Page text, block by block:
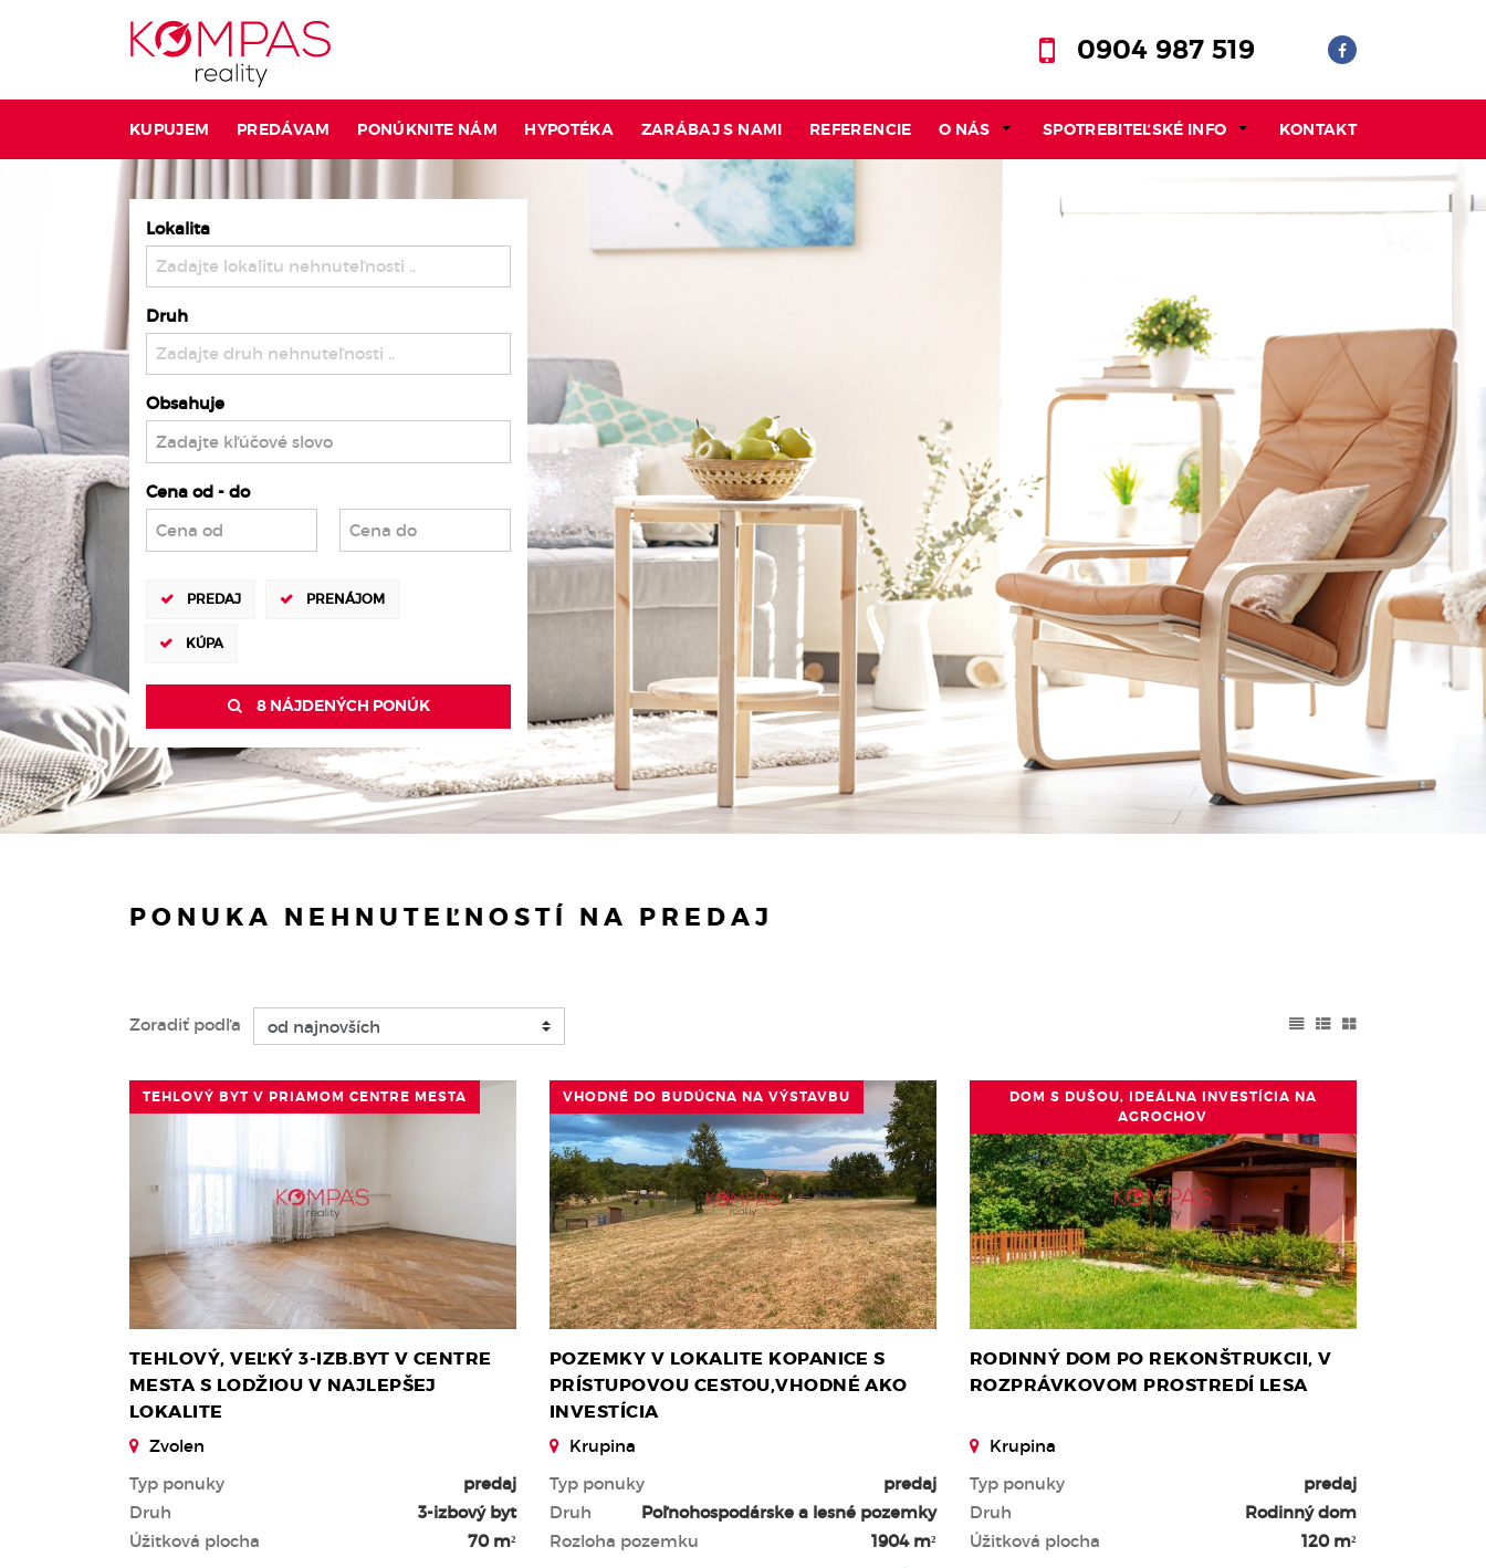
0904 987 519
KUPUJEM PREDÁVAM PONÚKNITE NÁM HYPOTÉKA ZARÁBAJ S NAMI REFERENCIE O NÁS SPOTREBITEĽSKÉ INFO KONTAKT
Lokalita
Zadajte lokalitu nehnuteľnosti ..
Druh
Zadajte druh nehnuteľnosti ..
Obsahuje
Cena od - do
PREDAJ PRENÁJOM
KÚPA
8 NÁJDENÝCH PONÚK
PONUKA NEHNUTEĽNOSTÍ NA PREDAJ
Zoradiť podľa
TEHLOVÝ BYT V PRIAMOM CENTRE MESTA
TEHLOVÝ, VEĽKÝ 3-IZB.BYT V CENTRE
MESTA S LODŽIOU V NAJLEPŠEJ
LOKALITE
Zvolen
Typ ponuky
predaj
Druh
3-izbový byt
Úžitková plocha
70 m²
VHODNÉ DO BUDÚCNA NA VÝSTAVBU
POZEMKY V LOKALITE KOPANICE S
PRÍSTUPOVOU CESTOU,VHODNÉ AKO
INVESTÍCIA
Krupina
Typ ponuky
predaj
Druh
Poľnohospodárske a lesné pozemky
Rozloha pozemku
1904 m²
DOM S DUŠOU, IDEÁLNA INVESTÍCIA NA
AGROCHOV
RODINNÝ DOM PO REKONŠTRUKCII, V
ROZPRÁVKOVOM PROSTREDÍ LESA
Krupina
Typ ponuky
predaj
Druh
Rodinný dom
Úžitková plocha
120 m²